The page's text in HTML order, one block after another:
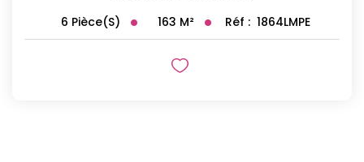
6 Pièce(s) 163 M² Réf : 1864LMPE